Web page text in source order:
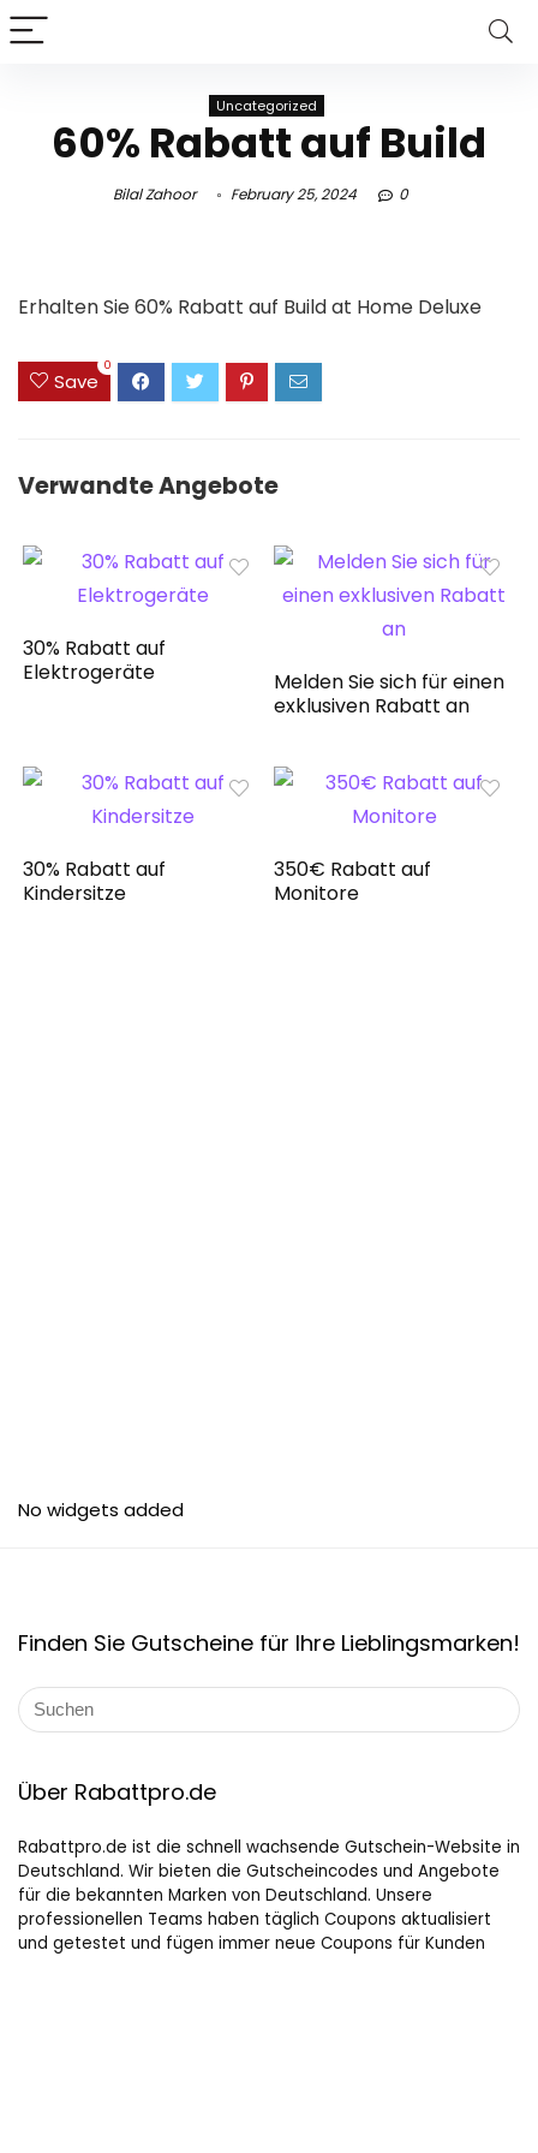
Uncategorized
60% Rabatt auf Build
Bilal Zahoor February 25, 2024 0
Erhalten Sie 60% Rabatt auf Build at Home Deluxe
Save
0
Verwandte Angebote
30% Rabatt auf
Elektrogeräte
Melden Sie sich für einen
exklusiven Rabatt an
30% Rabatt auf
Kindersitze
350€ Rabatt auf
Monitore
No widgets added
Finden Sie Gutscheine für Ihre Lieblingsmarken!
Über Rabattpro.de
Rabattpro.de ist die schnell wachsende Gutschein-Website in
Deutschland. Wir bieten die Gutscheincodes und Angebote
für die bekannten Marken von Deutschland. Unsere
professionellen Teams haben täglich Coupons aktualisiert
und getestet und fügen immer neue Coupons für Kunden